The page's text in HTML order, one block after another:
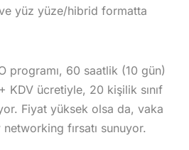
yüz yüze/hibrid formatta
programı, 60 saatlik (10 gün)
KDV ücretiyle, 20 kişilik sınıf
Fiyat yüksek olsa da, vaka
fırsatı sunuyor.